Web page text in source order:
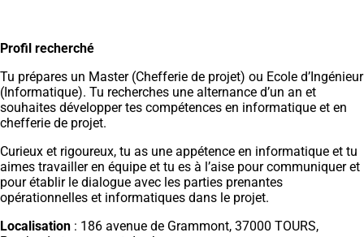
Profil recherché
Tu prépares un Master (Chefferie de projet) ou Ecole d’Ingénieur
(Informatique). Tu recherches une alternance d’un an et
souhaites développer tes compétences en informatique et en
chefferie de projet.
Curieux et rigoureux, tu as une appétence en informatique et tu
aimes travailler en équipe et tu es à l’aise pour communiquer et
pour établir le dialogue avec les parties prenantes
opérationnelles et informatiques dans le projet.
Localisation : 186 avenue de Grammont, 37000 TOURS,